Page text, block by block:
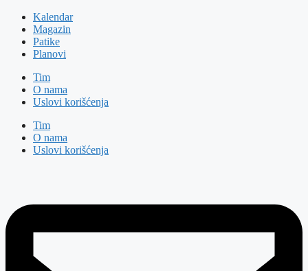
Kalendar
Magazin
Patike
Planovi
Tim
O nama
Uslovi korišćenja
Tim
O nama
Uslovi korišćenja